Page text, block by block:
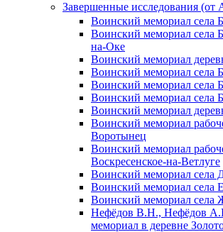
Завершенные исследования (от
Воинский мемориал села
Воинский мемориал села
на-Оке
Воинский мемориал
Воинский мемориал села
Воинский мемориал села
Воинский мемориал села
Воинский мемориал
Воинский мемориал
Воротынец
Воинский мемориал
Воскресенское-на-Ветлуге
Воинский мемориал села
Воинский мемориал села
Воинский мемориал села
Нефёдов В.Н., Нефёдов
мемориал в деревне